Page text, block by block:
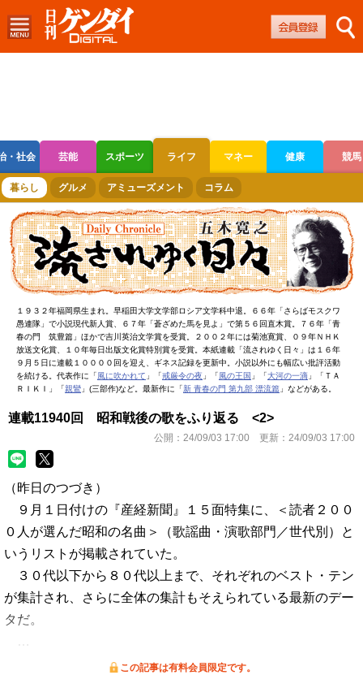
・社会 芸能 スポーツ ライフ マネー 健康 競馬
ボートレース 競輪 オートレース
暮らし グルメ アミューズメント コラム
１９３２年福岡県生まれ。早稲田大学文学部ロシア文学科中退。６６年「さらばモスクワ
愚連隊」で小説現代新人賞、６７年「蒼ざめた馬を見よ」で第５６回直木賞。７６年「青
春の門 筑豊篇」ほかで吉川英治文学賞を受賞。２００２年には菊池寛賞、０９年ＮＨＫ
放送文化賞、１０年毎日出版文化賞特別賞を受賞。本紙連載「流されゆく日々」は１６年
９月５日に連載１００００回を迎え、ギネス記録を更新中。小説以外にも幅広い批評活動
を続ける。代表作に「風に吹かれて 」「戒厳令の夜 」「風の王国 」「大河の一滴 」「ＴＡ
ＲＩＫＩ」「親鸞 」(三部作)など。最新作に「新 青春の門 第九部 漂流篇 」などがある。
連載11940回 昭和戦後の歌をふり返る <2>
公開： 24/09/03 17:00 更新： 24/09/03 17:00
（昨日のつづき）
９月１日付けの『産経新聞』１５面特集に、＜読者２００
０人が選んだ昭和の名曲＞（歌謡曲・演歌部門／世代別）と
いうリストが掲載されていた。
３０代以下から８０代以上まで、それぞれのベスト・テン
が集計され、さらに全体の集計もそえられている最新のデー
タだ。
この記事は有料会員限定です。